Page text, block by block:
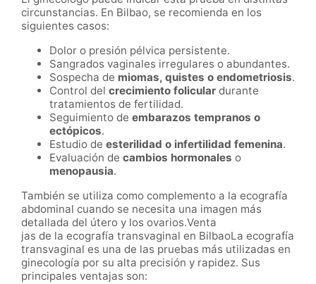
circunstancias. En Bilbao, se recomienda en los
siguientes casos:
Dolor o presión pélvica persistente.
Sangrados vaginales irregulares o abundantes.
Sospecha de miomas, quistes o endometriosis.
Control del crecimiento folicular durante
tratamientos de fertilidad.
Seguimiento de embarazos tempranos o
ectópicos.
Estudio de esterilidad o infertilidad femenina.
Evaluación de cambios hormonales o
menopausia.
También se utiliza como complemento a la ecografía
abdominal cuando se necesita una imagen más
detallada del útero y los ovarios.Venta
jas de la ecografía transvaginal en BilbaoLa ecografía
transvaginal es una de las pruebas más utilizadas en
ginecología por su alta precisión y rapidez. Sus
principales ventajas son: